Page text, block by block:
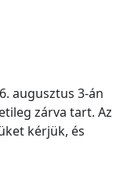
augusztus 3-án
zárva tart. Az
kérjük, és